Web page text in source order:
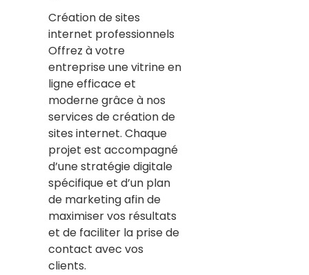
Création de sites
internet professionnels
Offrez à votre
entreprise une vitrine en
ligne efficace et
moderne grâce à nos
services de création de
sites internet. Chaque
projet est accompagné
d’une stratégie digitale
spécifique et d’un plan
de marketing afin de
maximiser vos résultats
et de faciliter la prise de
contact avec vos
clients.